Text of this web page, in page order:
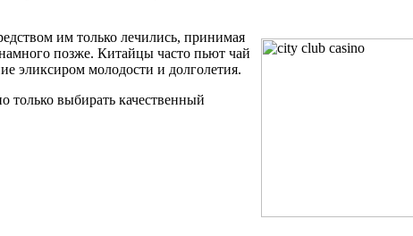
им только лечились, принимая
позже. Китайцы часто пьют чай
эликсиром молодости и долголетия.
только выбирать качественный